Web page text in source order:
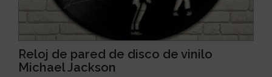
Reloj de pared de disco de vinilo
Michael Jackson